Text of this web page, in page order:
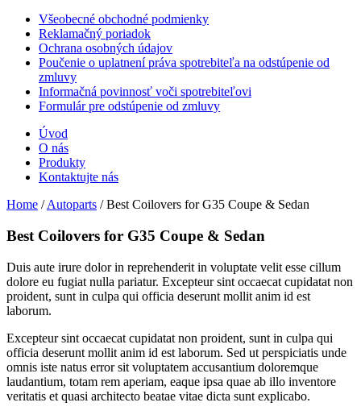
Všeobecné obchodné podmienky
Reklamačný poriadok
Ochrana osobných údajov
Poučenie o uplatnení práva spotrebiteľa na odstúpenie od
zmluvy
Informačná povinnosť voči spotrebiteľovi
Formulár pre odstúpenie od zmluvy
Úvod
O nás
Produkty
Kontaktujte nás
Home /Autoparts / Best Coilovers for G35 Coupe & Sedan
Best Coilovers for G35 Coupe & Sedan
Duis aute irure dolor in reprehenderit in voluptate velit esse cillum
dolore eu fugiat nulla pariatur. Excepteur sint occaecat cupidatat non
proident, sunt in culpa qui officia deserunt mollit anim id est
laborum.
Excepteur sint occaecat cupidatat non proident, sunt in culpa qui
officia deserunt mollit anim id est laborum. Sed ut perspiciatis unde
omnis iste natus error sit voluptatem accusantium doloremque
laudantium, totam rem aperiam, eaque ipsa quae ab illo inventore
veritatis et quasi architecto beatae vitae dicta sunt explicabo.